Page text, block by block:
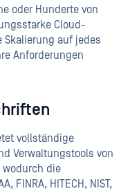
oder Hunderte von
Cloud-
auf jedes
Anforderungen
vollständige
Verwaltungstools von
die
FINRA, HITECH, NIST,